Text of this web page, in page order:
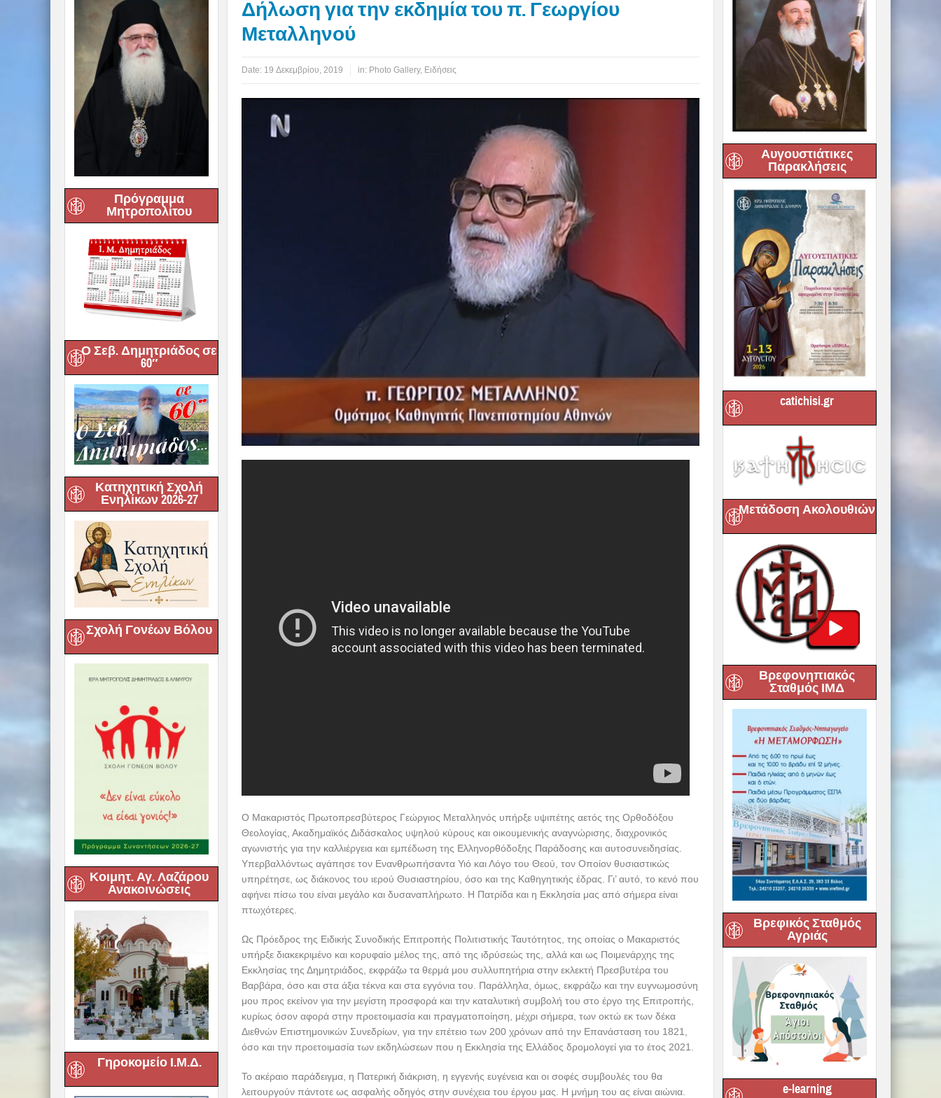
Πρόγραμμα
Μητροπολίτου
Ο Σεβ. Δημητριάδος σε
60″
Κατηχητική Σχολή
Ενηλίκων 2026-27
Σχολή Γονέων Βόλου
Κοιμητ. Αγ. Λαζάρου
Ανακοινώσεις
Γηροκομείο Ι.Μ.Δ.
Δήλωση για την εκδημία του π. Γεωργίου
Μεταλληνού
Date: 19 Δεκεμβρίου, 2019 in: Photo Gallery, Ειδήσεις
Ο Μακαριστός Πρωτοπρεσβύτερος Γεώργιος Μεταλληνός υπήρξε υψιπέτης αετός της Ορθοδόξου
Θεολογίας, Ακαδημαϊκός Διδάσκαλος υψηλού κύρους και οικουμενικής αναγνώρισης, διαχρονικός
αγωνιστής για την καλλιέργεια και εμπέδωση της Ελληνορθόδοξης Παράδοσης και αυτοσυνειδησίας.
Υπερβαλλόντως αγάπησε τον Ενανθρωπήσαντα Υιό και Λόγο του Θεού, τον Οποίον θυσιαστικώς
υπηρέτησε, ως διάκονος του ιερού Θυσιαστηρίου, όσο και της Καθηγητικής έδρας. Γι’ αυτό, το κενό που
αφήνει πίσω του είναι μεγάλο και δυσαναπλήρωτο. Η Πατρίδα και η Εκκλησία μας από σήμερα είναι
πτωχότερες.
Ως Πρόεδρος της Ειδικής Συνοδικής Επιτροπής Πολιτιστικής Ταυτότητος, της οποίας ο Μακαριστός
υπήρξε διακεκριμένο και κορυφαίο μέλος της, από της ιδρύσεώς της, αλλά και ως Ποιμενάρχης της
Εκκλησίας της Δημητριάδος, εκφράζω τα θερμά μου συλλυπητήρια στην εκλεκτή Πρεσβυτέρα του
Βαρβάρα, όσο και στα άξια τέκνα και στα εγγόνια του. Παράλληλα, όμως, εκφράζω και την ευγνωμοσύνη
μου προς εκείνον για την μεγίστη προσφορά και την καταλυτική συμβολή του στο έργο της Επιτροπής,
κυρίως όσον αφορά στην προετοιμασία και πραγματοποίηση, μέχρι σήμερα, των οκτώ εκ των δέκα
Διεθνών Επιστημονικών Συνεδρίων, για την επέτειο των 200 χρόνων από την Επανάσταση του 1821,
όσο και την προετοιμασία των εκδηλώσεων που η Εκκλησία της Ελλάδος δρομολογεί για το έτος 2021.
Το ακέραιο παράδειγμα, η Πατερική διάκριση, η εγγενής ευγένεια και οι σοφές συμβουλές του θα
λειτουργούν πάντοτε ως ασφαλής οδηγός στην συνέχεια του έργου μας. Η μνήμη του ας είναι αιώνια.
Αυγουστιάτικες
Παρακλήσεις
catichisi.gr
Μετάδοση Ακολουθιών
Βρεφονηπιακός
Σταθμός ΙΜΔ
Βρεφικός Σταθμός
Αγριάς
e-learning